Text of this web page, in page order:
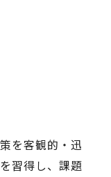
を客観的・迅
習得し、課題